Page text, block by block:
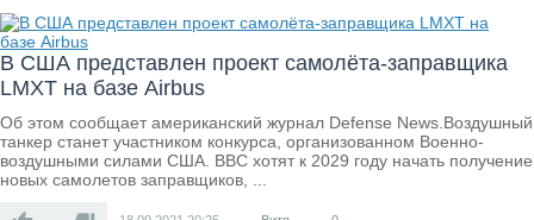
В США представлен проект самолёта-заправщика
LMXT на базе Airbus
Об этом сообщает американский журнал Defense News.Воздушный
танкер станет участником конкурса, организованном Военно-
воздушными силами США. ВВС хотят к 2029 году начать получение
новых самолетов заправщиков, ...